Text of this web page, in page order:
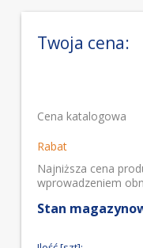
Twoja cena:
Cena katalogowa
Rabat
Najniższa cena
wprowadzeniem
Stan